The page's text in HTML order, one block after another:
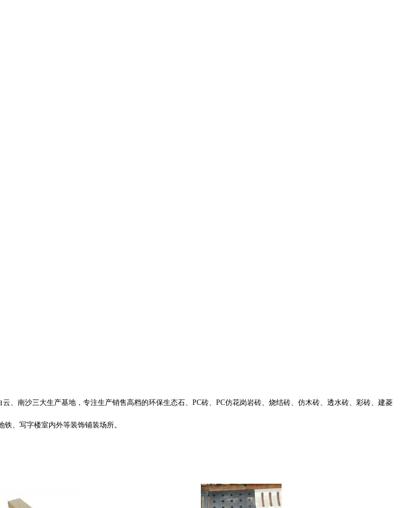
南沙三大生产基地，专注生产销售高档的环保生态石、PC砖、PC仿花岗岩砖、烧结砖、仿木砖、透水砖、彩砖、建菱
、写字楼室内外等装饰铺装场所。